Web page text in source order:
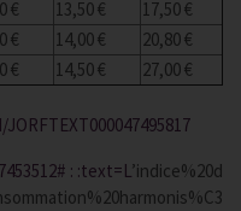
€ 13,50 €
17,50 €
€ 14,00 €
20,80 €
€ 14,50 €
27,00 €
: :text=L’indice%20d